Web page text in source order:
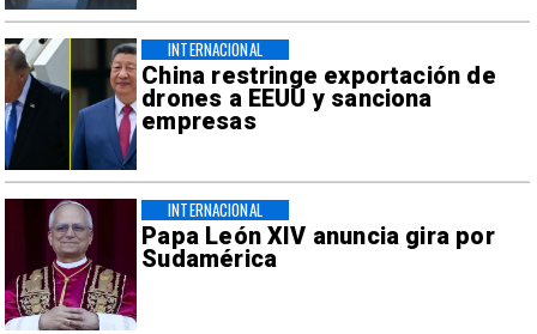
China restringe exportación de
drones a EEUU y sanciona
empresas
INTERNACIONAL
Papa León XIV anuncia gira por
Sudamérica
INTERNACIONAL